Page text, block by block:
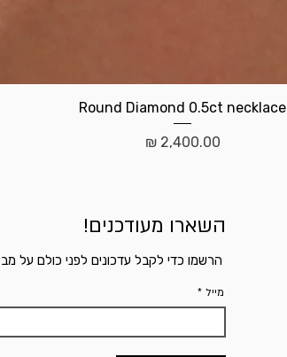
תצוגה מהירה
Round Diamond 0.5ct necklace
מחיר
השארו מעודכנים!
הרשמו כדי לקבל עדכונים לפני כולם על
מייל